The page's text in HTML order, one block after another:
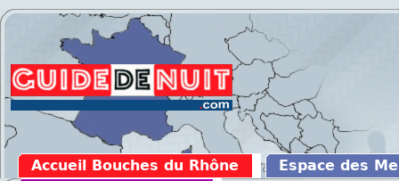
Accueil Bouches du Rhône
Espace des